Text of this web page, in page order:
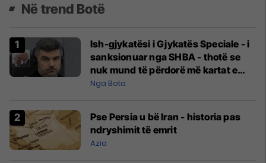
Në trend Botë
Ish-gjykatësi i Gjykatës Speciale - i
sanksionuar nga SHBA - thotë se
nuk mund të përdorë më kartat e
kreditit e as të porositë gjëra në
Nga Bota
Pse Persia u bë Iran - historia pas
ndryshimit të emrit
Azia